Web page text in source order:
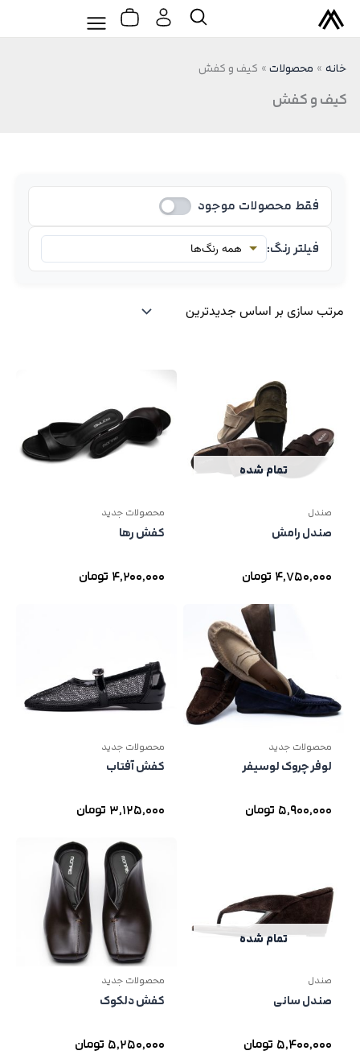
جستجو سبد
خریدFlyout
خانه محصولات کیف و کفش
کیف و کفش
فقط محصولات موجود
فیلتر رنگ:
تمام شده
صندل
صندل رامش
4,750,000 تومان
محصولات جدید
کفش رها
4,200,000 تومان
محصولات جدید
لوفر چروک لوسیفر
5,900,000 تومان
محصولات جدید
کفش آفتاب
3,125,000 تومان
تمام شده
صندل
صندل سانی
5,400,000 تومان
محصولات جدید
کفش دلکوک
5,250,000 تومان